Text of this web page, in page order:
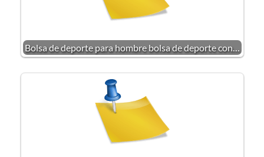
Bolsa de deporte para hombre bolsa de deporte con…